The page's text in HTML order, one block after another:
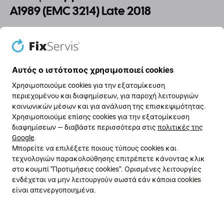
A1989 (EMC 3214) Late 2018
Εάν χάσετε ή καταστρέψετε τη βίδα κατά τη
συναρμολόγηση ή την αποσυναρμολόγηση του Apple
αυτό είναι το εξάρτημα που χρειάζεστε για να
κάνετε τη συσκευή σας να λειτουργήσει ξανά.
Ποιότητα ανταλλακτικών
Ποιότητα: Aftermarket
πωλούνται ως Aftermarket κατασκευάζονται με τα
ίδια πρότυπα, προδιαγραφές και υλικά με το γνήσιο.
Αυτό είναι αντίγραφο του πρωτοτύπου και το
ανταλλακτικό που παραδίδεται ως Aftermarket μπορεί
(σε σπάνιες περιπτώσεις) να έχει ελάχιστες
Αυτός ο ιστότοπος χρησιμοποιεί cookies
Χρησιμοποιούμε cookies για την εξατομίκευση
περιεχομένου και διαφημίσεων, για παροχή λειτουργιών
κοινωνικών μέσων και για ανάλυση της επισκεψιμότητας.
Χρησιμοποιούμε επίσης cookies για την εξατομίκευση
διαφημίσεων — διαβάστε περισσότερα στις πολιτικές της
Google.
Μπορείτε να επιλέξετε ποιους τύπους cookies και
τεχνολογιών παρακολούθησης επιτρέπετε κάνοντας κλικ
στο κουμπί "Προτιμήσεις cookies". Ορισμένες λειτουργίες
ενδέχεται να μην λειτουργούν σωστά εάν κάποια cookies
είναι απενεργοποιημένα.